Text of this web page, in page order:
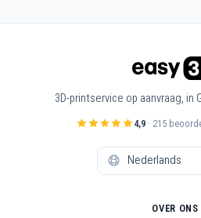
3D-printservice op aanvraag, in
4,9 · 215
OVER ONS